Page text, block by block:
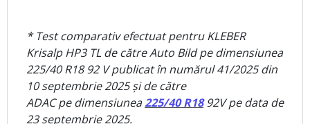
* Test comparativ efectuat pentru KLEBER
Krisalp HP3 TL de către Auto Bild pe dimensiunea
225/40 R18 92 V publicat în numărul 41/2025 din
10 septembrie 2025 și de către
ADAC pe dimensiunea225/40 R1892V pe data de
23 septembrie 2025.